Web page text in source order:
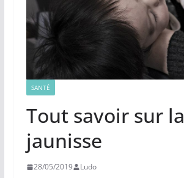
SANTÉ
Tout savoir sur la
jaunisse
28/05/2019 Ludo